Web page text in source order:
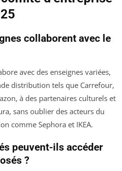
collaborent avec le
avec des enseignes variées,
distribution tels que Carrefour,
à des partenaires culturels et
sans oublier des acteurs du
comme Sephora et IKEA.
peuvent-ils accéder
?